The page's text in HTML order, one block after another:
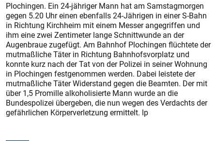
Plochingen. Ein 24-jähriger Mann hat am Samstagmorgen
gegen 5.20 Uhr einen ebenfalls 24-Jährigen in einer S-Bahn
in Richtung Kirchheim mit einem Messer angegriffen und
ihm eine zwei Zentimeter lange Schnittwunde an der
Augenbraue zugefügt. Am Bahnhof Plochingen flüchtete der
mutmaßliche Täter in Richtung Bahnhofsvorplatz und
konnte kurz nach der Tat von der Polizei in seiner Wohnung
in Plochingen festgenommen werden. Dabei leistete der
mutmaßliche Täter Widerstand gegen die Beamten. Der mit
über 1,5 Promille alkoholisierte Mann wurde an die
Bundespolizei übergeben, die nun wegen des Verdachts der
gefährlichen Körperverletzung ermittelt. lp